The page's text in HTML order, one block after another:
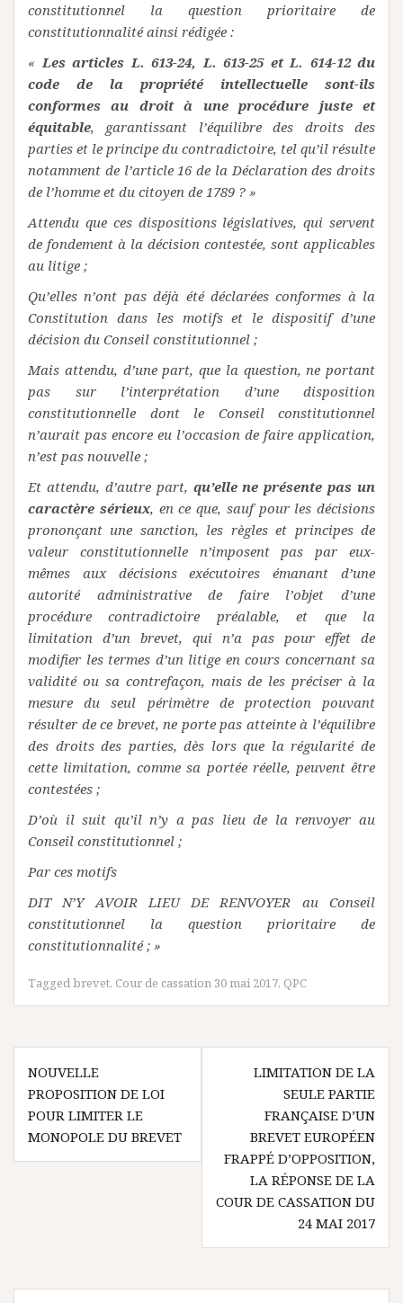
constitutionnel la question prioritaire de
constitutionnalité ainsi rédigée :
«Les articles L. 613-24, L. 613-25 et L. 614-12 du
code de la propriété intellectuelle sont-ils
conformes au droit à une procédure juste et
équitable, garantissant l’équilibre des droits des
parties et le principe du contradictoire, tel qu’il résulte
notamment de l’article 16 de la Déclaration des droits
de l’homme et du citoyen de 1789 ? »
Attendu que ces dispositions législatives, qui servent
de fondement à la décision contestée, sont applicables
au litige ;
Qu’elles n’ont pas déjà été déclarées conformes à la
Constitution dans les motifs et le dispositif d’une
décision du Conseil constitutionnel ;
Mais attendu, d’une part, que la question, ne portant
pas sur l’interprétation d’une disposition
constitutionnelle dont le Conseil constitutionnel
n’aurait pas encore eu l’occasion de faire application,
n’est pas nouvelle ;
Et attendu, d’autre part, qu’elle ne présente pas un
caractère sérieux, en ce que, sauf pour les décisions
prononçant une sanction, les règles et principes de
valeur constitutionnelle n’imposent pas par eux-
mêmes aux décisions exécutoires émanant d’une
autorité administrative de faire l’objet d’une
procédure contradictoire préalable, et que la
limitation d’un brevet, qui n’a pas pour effet de
modifier les termes d’un litige en cours concernant sa
validité ou sa contrefaçon, mais de les préciser à la
mesure du seul périmètre de protection pouvant
résulter de ce brevet, ne porte pas atteinte à l’équilibre
des droits des parties, dès lors que la régularité de
cette limitation, comme sa portée réelle, peuvent être
contestées ;
D’où il suit qu’il n’y a pas lieu de la renvoyer au
Conseil constitutionnel ;
Par ces motifs
DIT N’Y AVOIR LIEU DE RENVOYER au Conseil
constitutionnel la question prioritaire de
constitutionnalité ; »
Taggedbrevet, Cour de cassation 30 mai 2017, QPC
Navigation
de
l’article
NOUVELLE
PROPOSITION DE LOI
POUR LIMITER LE
MONOPOLE DU BREVET
LIMITATION DE LA
SEULE PARTIE
FRANÇAISE D’UN
BREVET EUROPÉEN
FRAPPÉ D’OPPOSITION,
LA RÉPONSE DE LA
COUR DE CASSATION DU
24 MAI 2017